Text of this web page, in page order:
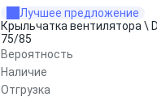
Лучшее предложение
Крыльчатка вентилятора \
75/85
Вероятность
Наличие
Отгрузка